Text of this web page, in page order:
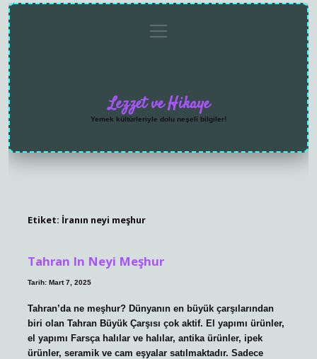
menüyü
aç
Lezzet ve Hikaye
Yemek kültürleriyle dolu neşeli bilgiler!
Etiket: İranın neyi meşhur
Tahran In Neyi Meşhur
Tarih: Mart 7, 2025
Tahran’da ne meşhur? Dünyanın en büyük çarşılarından
biri olan Tahran Büyük Çarşısı çok aktif. El yapımı ürünler,
el yapımı Farsça halılar ve halılar, antika ürünler, ipek
ürünler, seramik ve cam eşyalar satılmaktadır. Sadece